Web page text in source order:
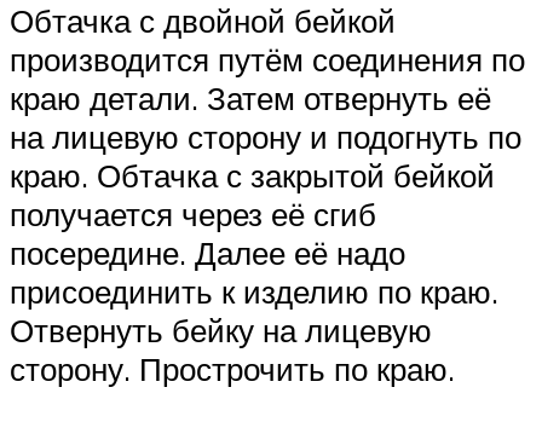
Обтачка с двойной бейкой
производится путём соединения по
краю детали. Затем отвернуть её
на лицевую сторону и подогнуть по
краю. Обтачка с закрытой бейкой
получается через её сгиб
посередине. Далее её надо
присоединить к изделию по краю.
Отвернуть бейку на лицевую
сторону. Прострочить по краю.